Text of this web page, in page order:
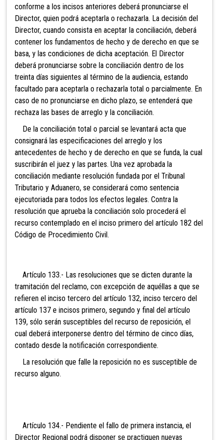
conforme a los incisos anteriores deberá pronunciarse el
Director, quien podrá aceptarla o rechazarla. La decisión del
Director, cuando consista en aceptar la conciliación, deberá
contener los fundamentos de hecho y de derecho en que se
basa, y las condiciones de dicha aceptación. El Director
deberá pronunciarse sobre la conciliación dentro de los
treinta días siguientes al término de la audiencia, estando
facultado para aceptarla o rechazarla total o parcialmente. En
caso de no pronunciarse en dicho plazo, se entenderá que
rechaza las bases de arreglo y la conciliación.
De la conciliación total o parcial se levantará acta que
consignará las especificaciones del arreglo y los
antecedentes de hecho y de derecho en que se funda, la cual
suscribirán el juez y las partes. Una vez aprobada la
conciliación mediante resolución fundada por el Tribunal
Tributario y Aduanero, se considerará como sentencia
ejecutoriada para todos los efectos legales. Contra la
resolución que aprueba la conciliación solo procederá el
recurso contemplado en el inciso primero del artículo 182 del
Código de Procedimiento Civil.
Artículo 133.- Las resoluciones que se dicten durante la
tramitación del reclamo, con excepción de aquéllas a que se
refieren el inciso tercero del artículo 132, inciso tercero del
artículo 137 e incisos primero, segundo y final del artículo
139, sólo serán susceptibles del recurso de reposición, el
cual deberá interponerse dentro del término de cinco días,
contado desde la notificación correspondiente.
La resolución que falle la reposición no es susceptible de
recurso alguno.
Artículo 134.- Pendiente el fallo de primera instancia, el
Director Regional podrá disponer se practiquen nuevas